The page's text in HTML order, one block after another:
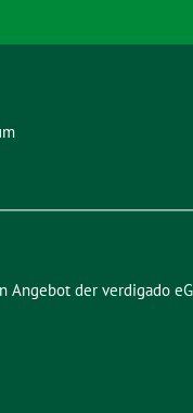
Angebot der verdigado eG